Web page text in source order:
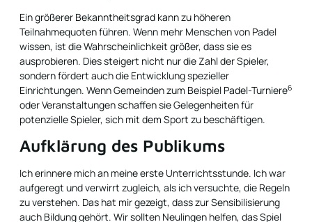
Ein größerer Bekanntheitsgrad kann zu höheren
Teilnahmequoten führen. Wenn mehr Menschen von Padel
wissen, ist die Wahrscheinlichkeit größer, dass sie es
ausprobieren. Dies steigert nicht nur die Zahl der Spieler,
sondern fördert auch die Entwicklung spezieller
Einrichtungen. Wenn Gemeinden zum Beispiel Padel-Turniere6
oder Veranstaltungen schaffen sie Gelegenheiten für
potenzielle Spieler, sich mit dem Sport zu beschäftigen.
Aufklärung des Publikums
Ich erinnere mich an meine erste Unterrichtsstunde. Ich war
aufgeregt und verwirrt zugleich, als ich versuchte, die Regeln
zu verstehen. Das hat mir gezeigt, dass zur Sensibilisierung
auch Bildung gehört. Wir sollten Neulingen helfen, das Spiel